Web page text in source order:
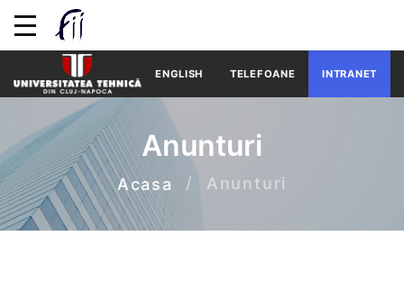
ENGLISH TELEFOANE INTRANET
Anunturi
Acasa Anunturi